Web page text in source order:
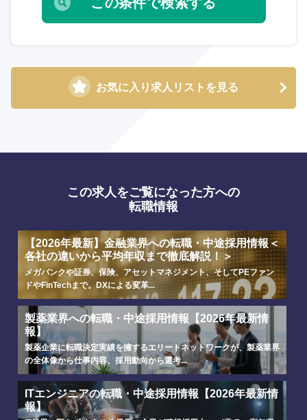
お気に入り求人リストを見る
選択する
選択する
選択する
選択する
この求人をご覧になった方への
転職情報
【2026年最新】金融業界への転職・中途採用情報＜
各社の違いから平均年収まで徹底解説！＞
メガバンクや証券、保険、アセットマネジメント、そしてPEファン
ドやFinTechまで。DXによる変革...
製薬業界への転職・中途採用情報【2026年最新情
報】
製薬企業に転職決定実績を擁するエリートネットワークが、製薬業界
の全体像から仕事内容、採用動向から選考...
ITエンジニアの転職・中途採用情報【2026年最新情
報】